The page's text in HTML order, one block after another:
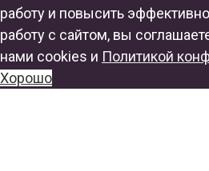
работу и повысить
работу с сайтом, вы
нами cookies и Политикой
Хорошо